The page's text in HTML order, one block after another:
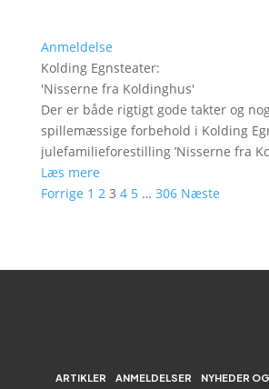
Anmeldelse
Kolding Egnsteater:
'Nisserne fra Koldinghus'
Der er både rigtigt gode takter og
spillemæssige forbehold i Kolding
julefamilieforestilling ’Nisserne fra
Læs mere
Forrige 1 2 3 4 5 … 306 Næste
ARTIKLER ANMELDELSER NYHEDER